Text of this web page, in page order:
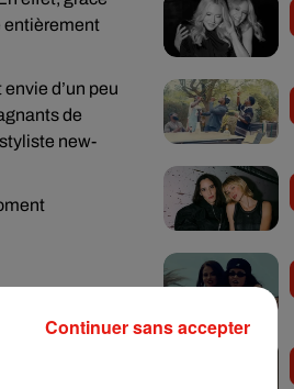
entièrement
d’un peu
de
new-
Continuer sans accepter